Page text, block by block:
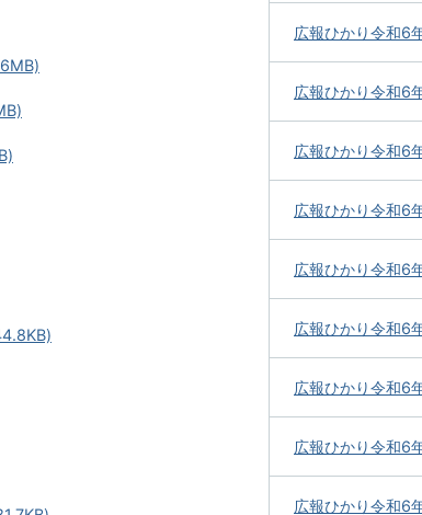
広報ひかり令和6
広報ひかり令和6
広報ひかり令和6
広報ひかり令和6
広報ひかり令和6
広報ひかり令和6
広報ひかり令和6
広報ひかり令和6
広報ひかり令和6